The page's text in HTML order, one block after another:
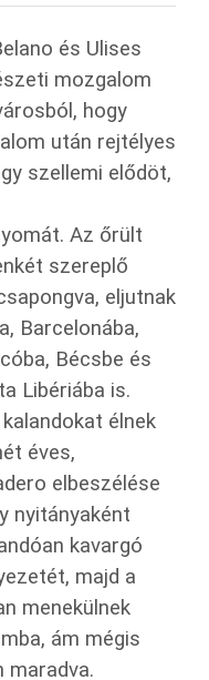
és Ulises
mozgalom
hogy
után rejtélyes
szellemi elődöt,
Az őrült
szereplő
eljutnak
Barcelonába,
Bécsbe és
Libériába is.
élnek
éves,
elbeszélése
nyitányaként
kavargó
majd a
menekülnek
ám mégis
maradva.